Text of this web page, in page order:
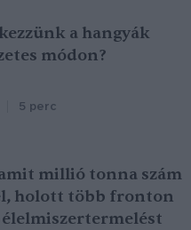
a hangyák
módon?
5 perc
millió tonna szám
holott több fronton